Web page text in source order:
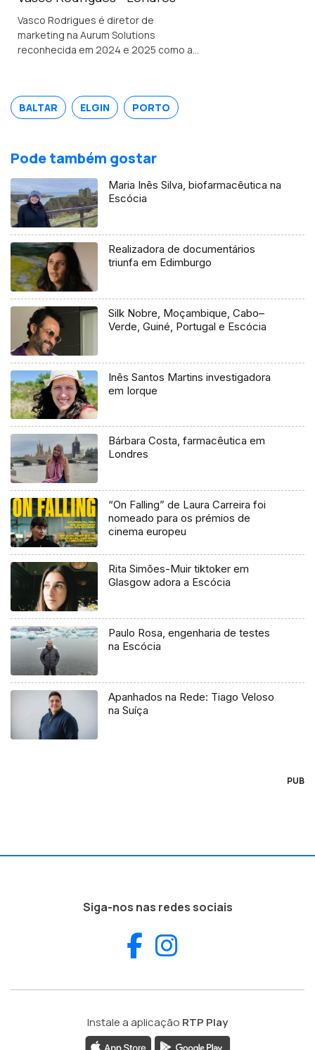
Vasco Rodrigues é diretor de
marketing na Aurum Solutions
reconhecida em 2024 e 2025 como a
Natural de Valpaços é formado em
engenharia e gestão industrial.
BALTAR ELGIN PORTO
Pode também gostar
Maria Inês Silva, biofarmacêutica na
Escócia
Realizadora de documentários
triunfa em Edimburgo
Silk Nobre, Moçambique, Cabo–
Verde, Guiné, Portugal e Escócia
Inês Santos Martins investigadora
em Iorque
Bárbara Costa, farmacêutica em
Londres
“On Falling” de Laura Carreira foi
nomeado para os prémios de
cinema europeu
Rita Simões-Muir tiktoker em
Glasgow adora a Escócia
Paulo Rosa, engenharia de testes
na Escócia
Apanhados na Rede: Tiago Veloso
na Suíça
PUB
Siga-nos nas redes sociais
Facebook
Instale a aplicação RTP Play